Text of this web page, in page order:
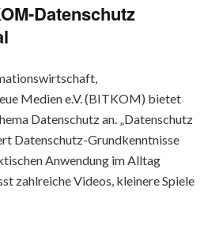
Datenschutz
Medien e.V. (BITKOM) bietet
Datenschutz an. „Datenschutz
Datenschutz-Grundkenntnisse
Anwendung im Alltag
zahlreiche Videos, kleinere Spiele